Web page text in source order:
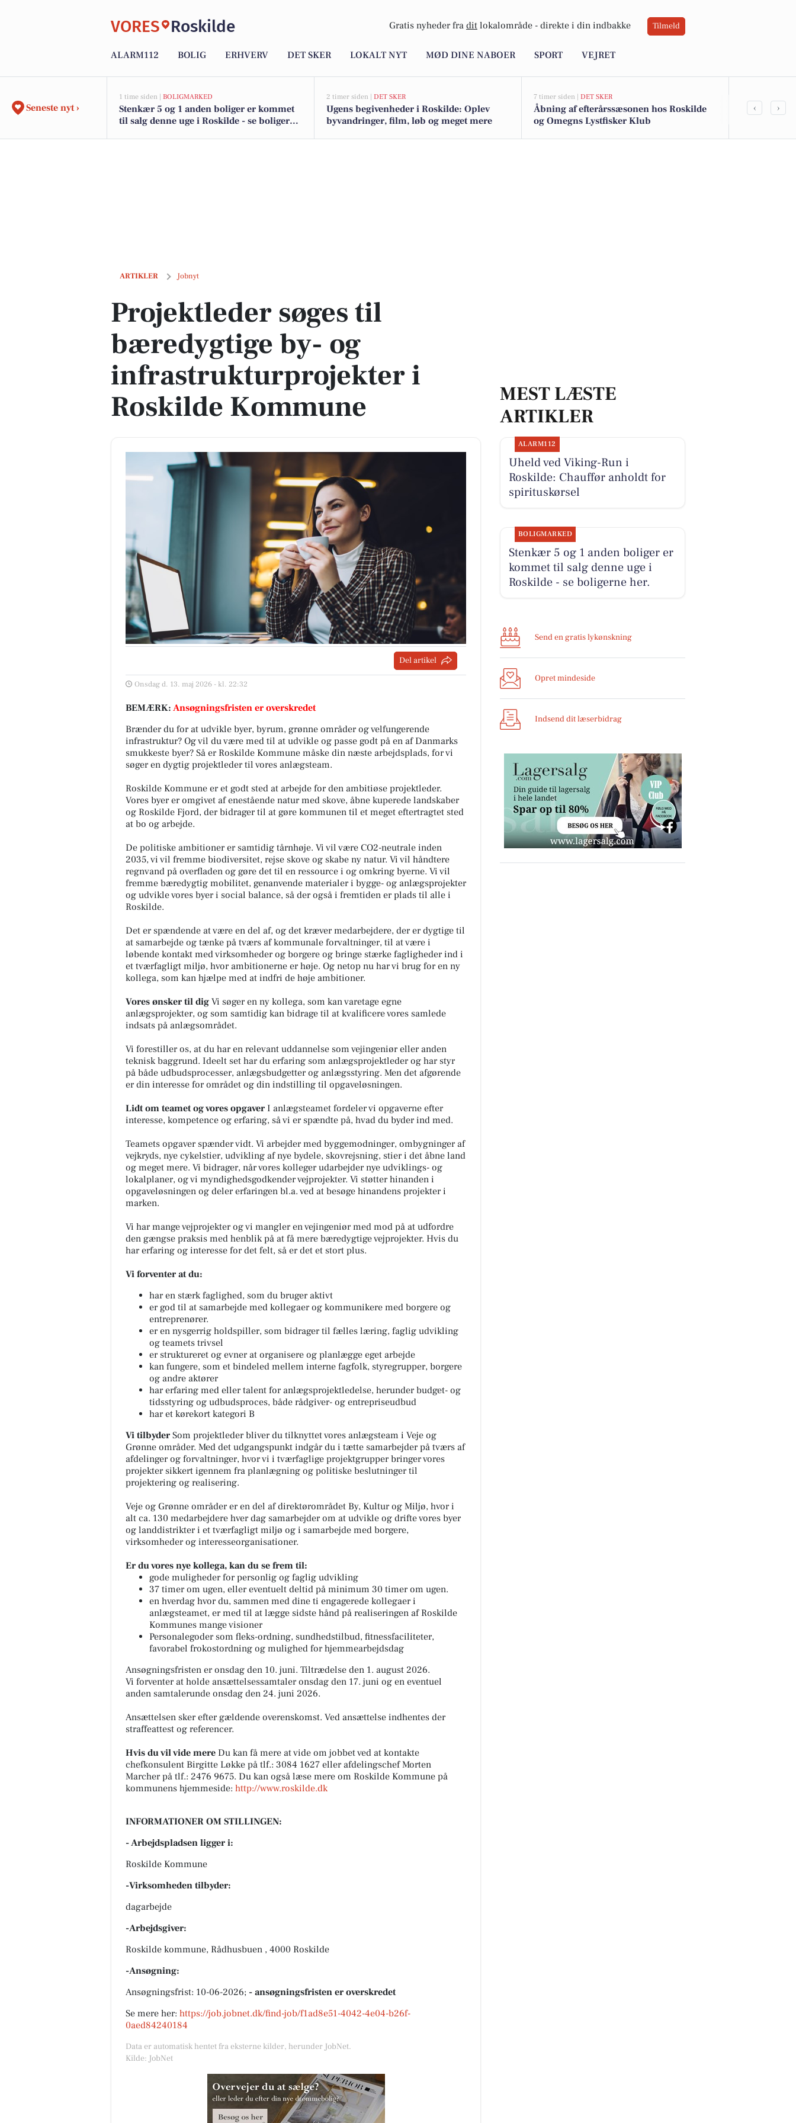
VORES Roskilde Gratis nyheder fra dit lokalområde - direkte i din indbakke Tilmeld
ALARM112 BOLIG ERHVERV DET SKER LOKALT NYT MØD DINE NABOER SPORT VEJRET
Seneste nyt ›
1 time siden | BOLIGMARKED
Stenkær 5 og 1 anden boliger er kommet
til salg denne uge i Roskilde - se boligerne
2 timer siden | DET SKER
Ugens begivenheder i Roskilde: Oplev
byvandringer, film, løb og meget mere
7 timer siden | DET SKER
Åbning af efterårssæsonen hos Roskilde
og Omegns Lystfisker Klub
Sol og
‹ ›
ARTIKLER Jobnyt
Projektleder søges til bæredygtige by- og infrastrukturprojekter i Roskilde Kommune
Projektleder søges til
bæredygtige by- og
infrastrukturprojekter i
Roskilde Kommune
Del artikel
Onsdag d. 13. maj 2026 - kl. 22:32
BEMÆRK: Ansøgningsfristen er overskredet
Brænder du for at udvikle byer, byrum, grønne områder og velfungerende
infrastruktur? Og vil du være med til at udvikle og passe godt på en af Danmarks
smukkeste byer? Så er Roskilde Kommune måske din næste arbejdsplads, for vi
søger en dygtig projektleder til vores anlægsteam.
Roskilde Kommune er et godt sted at arbejde for den ambitiøse projektleder.
Vores byer er omgivet af enestående natur med skove, åbne kuperede landskaber
og Roskilde Fjord, der bidrager til at gøre kommunen til et meget eftertragtet sted
at bo og arbejde.
De politiske ambitioner er samtidig tårnhøje. Vi vil være CO2-neutrale inden
2035, vi vil fremme biodiversitet, rejse skove og skabe ny natur. Vi vil håndtere
regnvand på overfladen og gøre det til en ressource i og omkring byerne. Vi vil
fremme bæredygtig mobilitet, genanvende materialer i bygge- og anlægsprojekter
og udvikle vores byer i social balance, så der også i fremtiden er plads til alle i
Roskilde.
Det er spændende at være en del af, og det kræver medarbejdere, der er dygtige til
at samarbejde og tænke på tværs af kommunale forvaltninger, til at være i
løbende kontakt med virksomheder og borgere og bringe stærke fagligheder ind i
et tværfagligt miljø, hvor ambitionerne er høje. Og netop nu har vi brug for en ny
kollega, som kan hjælpe med at indfri de høje ambitioner.
Vores ønsker til dig Vi søger en ny kollega, som kan varetage egne
anlægsprojekter, og som samtidig kan bidrage til at kvalificere vores samlede
indsats på anlægsområdet.
Vi forestiller os, at du har en relevant uddannelse som vejingeniør eller anden
teknisk baggrund. Ideelt set har du erfaring som anlægsprojektleder og har styr
på både udbudsprocesser, anlægsbudgetter og anlægsstyring. Men det afgørende
er din interesse for området og din indstilling til opgaveløsningen.
Lidt om teamet og vores opgaver I anlægsteamet fordeler vi opgaverne efter
interesse, kompetence og erfaring, så vi er spændte på, hvad du byder ind med.
Teamets opgaver spænder vidt. Vi arbejder med byggemodninger, ombygninger af
vejkryds, nye cykelstier, udvikling af nye bydele, skovrejsning, stier i det åbne land
og meget mere. Vi bidrager, når vores kolleger udarbejder nye udviklings- og
lokalplaner, og vi myndighedsgodkender vejprojekter. Vi støtter hinanden i
opgaveløsningen og deler erfaringen bl.a. ved at besøge hinandens projekter i
marken.
Vi har mange vejprojekter og vi mangler en vejingeniør med mod på at udfordre
den gængse praksis med henblik på at få mere bæredygtige vejprojekter. Hvis du
har erfaring og interesse for det felt, så er det et stort plus.
Vi forventer at du:
har en stærk faglighed, som du bruger aktivt
er god til at samarbejde med kollegaer og kommunikere med borgere og
entreprenører.
er en nysgerrig holdspiller, som bidrager til fælles læring, faglig udvikling
og teamets trivsel
er struktureret og evner at organisere og planlægge eget arbejde
kan fungere, som et bindeled mellem interne fagfolk, styregrupper, borgere
og andre aktører
har erfaring med eller talent for anlægsprojektledelse, herunder budget- og
tidsstyring og udbudsproces, både rådgiver- og entrepriseudbud
har et kørekort kategori B
Vi tilbyder Som projektleder bliver du tilknyttet vores anlægsteam i Veje og
Grønne områder. Med det udgangspunkt indgår du i tætte samarbejder på tværs af
afdelinger og forvaltninger, hvor vi i tværfaglige projektgrupper bringer vores
projekter sikkert igennem fra planlægning og politiske beslutninger til
projektering og realisering.
Veje og Grønne områder er en del af direktørområdet By, Kultur og Miljø, hvor i
alt ca. 130 medarbejdere hver dag samarbejder om at udvikle og drifte vores byer
og landdistrikter i et tværfagligt miljø og i samarbejde med borgere,
virksomheder og interesseorganisationer.
Er du vores nye kollega, kan du se frem til:
gode muligheder for personlig og faglig udvikling
37 timer om ugen, eller eventuelt deltid på minimum 30 timer om ugen.
en hverdag hvor du, sammen med dine ti engagerede kollegaer i
anlægsteamet, er med til at lægge sidste hånd på realiseringen af Roskilde
Kommunes mange visioner
Personalegoder som fleks-ordning, sundhedstilbud, fitnessfaciliteter,
favorabel frokostordning og mulighed for hjemmearbejdsdag
Ansøgningsfristen er onsdag den 10. juni. Tiltrædelse den 1. august 2026.
Vi forventer at holde ansættelsessamtaler onsdag den 17. juni og en eventuel
anden samtalerunde onsdag den 24. juni 2026.
Ansættelsen sker efter gældende overenskomst. Ved ansættelse indhentes der
straffeattest og referencer.
Hvis du vil vide mere Du kan få mere at vide om jobbet ved at kontakte
chefkonsulent Birgitte Løkke på tlf.: 3084 1627 eller afdelingschef Morten
Marcher på tlf.: 2476 9675. Du kan også læse mere om Roskilde Kommune på
kommunens hjemmeside: http://www.roskilde.dk
INFORMATIONER OM STILLINGEN:
- Arbejdspladsen ligger i:
Roskilde Kommune
-Virksomheden tilbyder:
dagarbejde
-Arbejdsgiver:
Roskilde kommune, Rådhusbuen , 4000 Roskilde
-Ansøgning:
Ansøgningsfrist: 10-06-2026; - ansøgningsfristen er overskredet
Se mere her: https://job.jobnet.dk/find-job/f1ad8e51-4042-4e04-b26f-
0aed84240184
Data er automatisk hentet fra eksterne kilder, herunder JobNet.
Kilde: JobNet
MEST LÆSTE
ARTIKLER
ALARM112
Uheld ved Viking-Run i
Roskilde: Chauffør anholdt for
spirituskørsel
BOLIGMARKED
Stenkær 5 og 1 anden boliger er
kommet til salg denne uge i
Roskilde - se boligerne her.
Send en gratis lykønskning
Opret mindeside
Indsend dit læserbidrag